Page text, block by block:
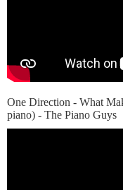
One Direction - What
piano) - The Piano Guys